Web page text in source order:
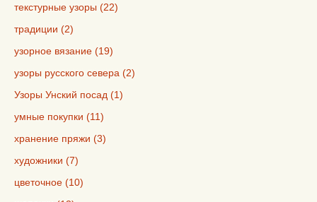
текстурные узоры (22)
традиции (2)
узорное вязание (19)
узоры русского севера (2)
Узоры Унский посад (1)
умные покупки (11)
хранение пряжи (3)
художники (7)
цветочное (10)